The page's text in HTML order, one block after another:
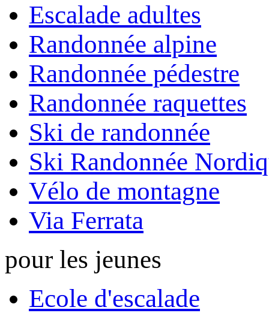
Escalade adultes
Randonnée alpine
Randonnée pédestre
Randonnée raquettes
Ski de randonnée
Ski Randonnée
Vélo de montagne
Via Ferrata
pour les jeunes
Ecole d'escalade